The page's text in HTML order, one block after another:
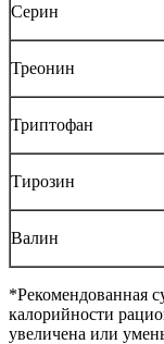
Серин
Треонин
Триптофан
Тирозин
Валин
*Рекомендованная
калорийности
увеличена или